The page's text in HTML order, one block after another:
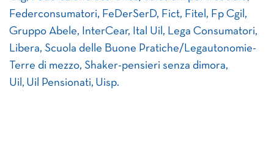
Federconsumatori, FeDerSerD, Fict, Fitel, Fp Cgil,
Gruppo Abele, InterCear, Ital Uil, Lega Consumatori,
Libera, Scuola delle Buone Pratiche/Legautonomie-
Terre di mezzo, Shaker-pensieri senza dimora,
Uil, Uil Pensionati, Uisp.